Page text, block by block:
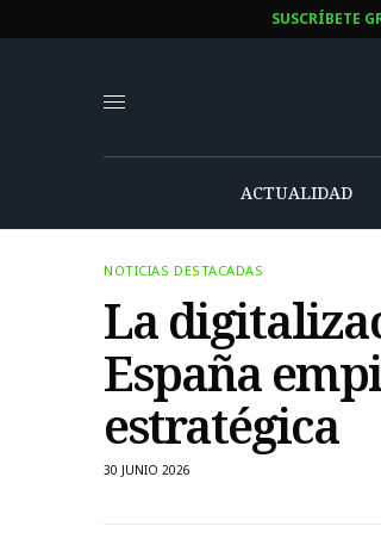
SUSCRÍBETE
ACTUALIDAD
NOTICIAS DESTACADAS
La
España
estratégica
30 JUNIO 2026